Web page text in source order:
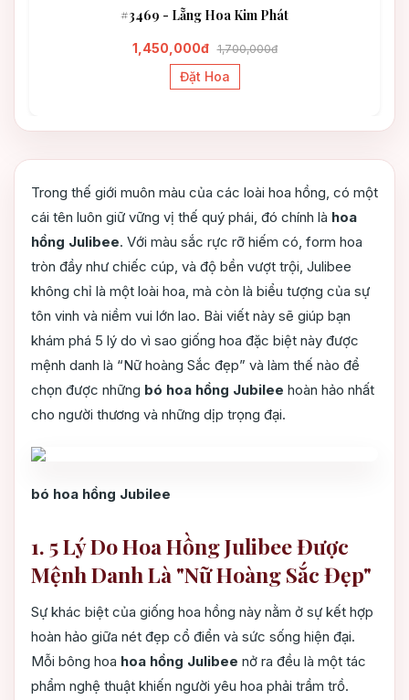
#3469 - Lẵng Hoa Kim Phát
1,450,000đ 1,700,000đ
Đặt Hoa
Trong thế giới muôn màu của các loài hoa hồng, có một
cái tên luôn giữ vững vị thế quý phái, đó chính là hoa
hồng Julibee. Với màu sắc rực rỡ hiếm có, form hoa
tròn đầy như chiếc cúp, và độ bền vượt trội, Julibee
không chỉ là một loài hoa, mà còn là biểu tượng của sự
tôn vinh và niềm vui lớn lao. Bài viết này sẽ giúp bạn
khám phá 5 lý do vì sao giống hoa đặc biệt này được
mệnh danh là “Nữ hoàng Sắc đẹp” và làm thế nào để
chọn được những bó hoa hồng Jubilee hoàn hảo nhất
cho người thương và những dịp trọng đại.
bó hoa hồng Jubilee
1. 5 Lý Do Hoa Hồng Julibee Được
Mệnh Danh Là "Nữ Hoàng Sắc Đẹp"
Sự khác biệt của giống hoa hồng này nằm ở sự kết hợp
hoàn hảo giữa nét đẹp cổ điển và sức sống hiện đại.
Mỗi bông hoa hoa hồng Julibee nở ra đều là một tác
phẩm nghệ thuật khiến người yêu hoa phải trầm trồ.